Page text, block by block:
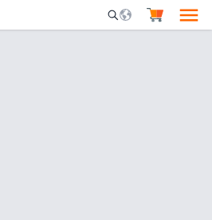
Mobile Search